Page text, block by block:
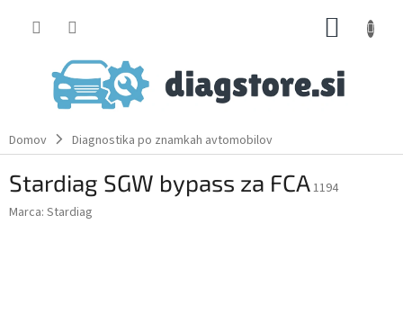
Domov Diagnostika po znamkah avtomobilov
Stardiag SGW bypass za FCA1194
Marca: Stardiag